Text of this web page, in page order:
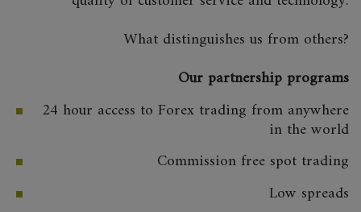
What distinguishes us from others?
Our partnership programs
24 hour access to Forex trading from anywhere
in the world
Commission free spot trading
Low spreads